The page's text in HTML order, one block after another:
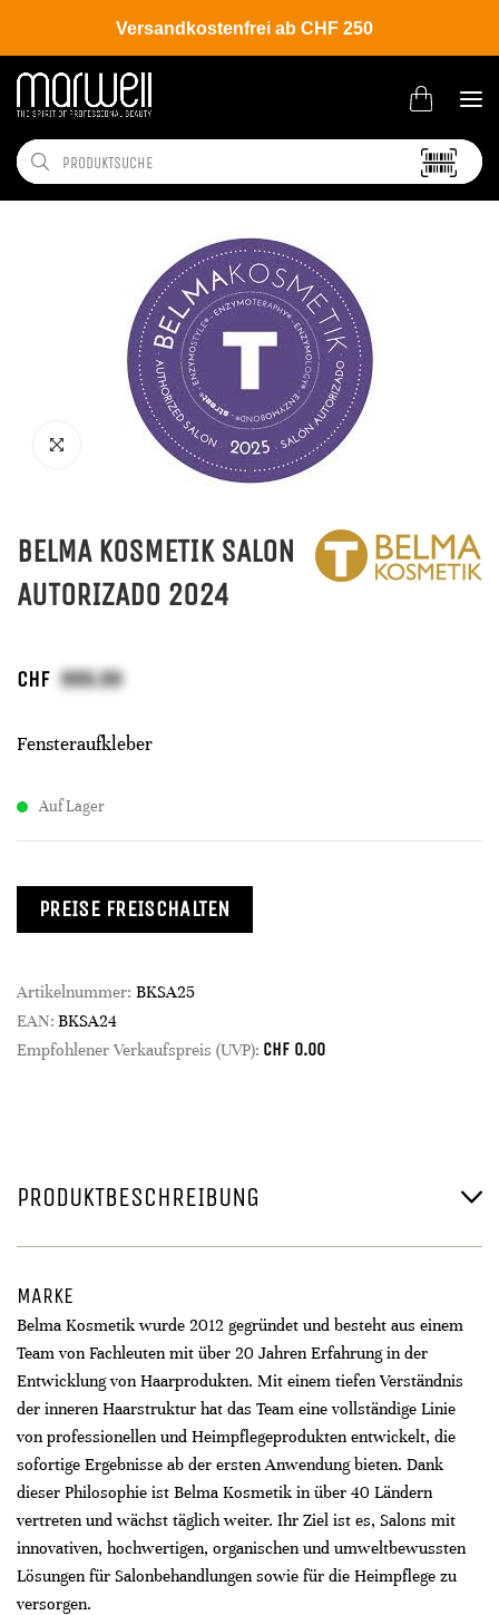
Versandkostenfrei ab CHF 250
Shop Brands Belma Kosmetik
BELMA KOSMETIK SALON
AUTORIZADO 2024
CHF
Fensteraufkleber
Auf Lager
PREISE FREISCHALTEN
Artikelnummer: BKSA25
EAN: BKSA24
Empfohlener Verkaufspreis (UVP): CHF 0.00
PRODUKTBESCHREIBUNG
MARKE
Belma Kosmetik wurde 2012 gegründet und besteht aus einem
Team von Fachleuten mit über 20 Jahren Erfahrung in der
Entwicklung von Haarprodukten. Mit einem tiefen Verständnis
der inneren Haarstruktur hat das Team eine vollständige Linie
von professionellen und Heimpflegeprodukten entwickelt, die
sofortige Ergebnisse ab der ersten Anwendung bieten. Dank
dieser Philosophie ist Belma Kosmetik in über 40 Ländern
vertreten und wächst täglich weiter. Ihr Ziel ist es, Salons mit
innovativen, hochwertigen, organischen und umweltbewussten
Lösungen für Salonbehandlungen sowie für die Heimpflege zu
versorgen.